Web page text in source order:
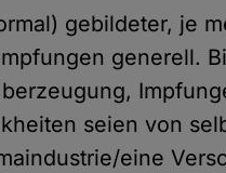
gebildeter, je
generell.
seien von
eine